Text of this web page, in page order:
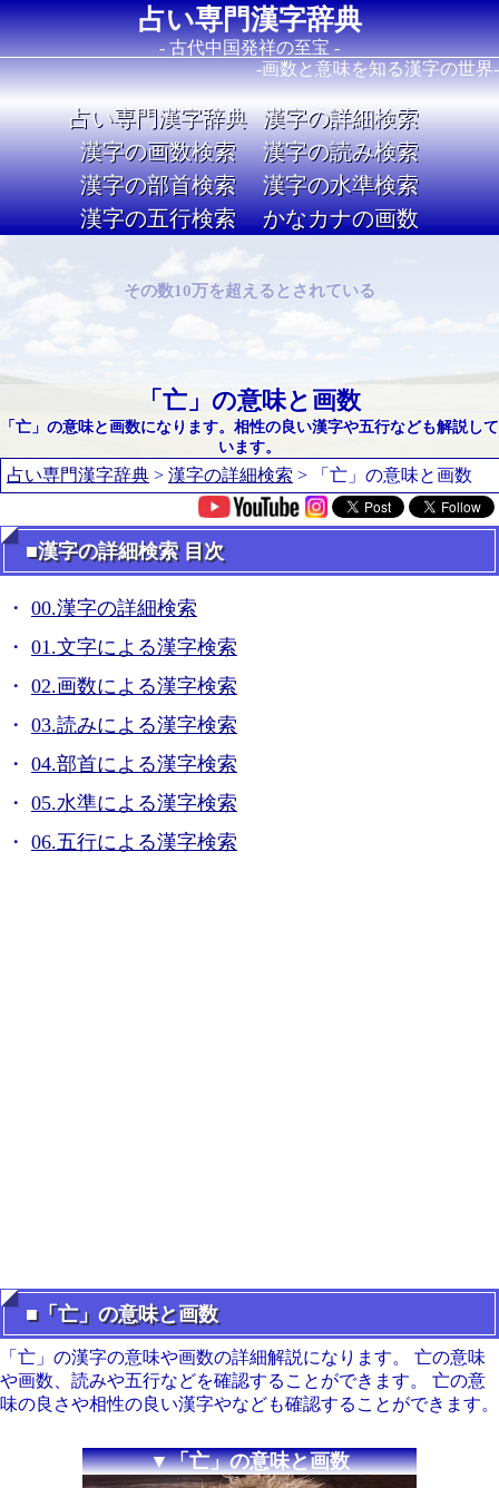
占い専門漢字辞典
- 古代中国発祥の至宝 -
-画数と意味を知る漢字の世界-
占い専門漢字辞典
漢字の詳細検索
漢字の画数検索
漢字の読み検索
漢字の部首検索
漢字の水準検索
漢字の五行検索
かなカナの画数
その数10万を超えるとされている
「亡」の意味と画数
「亡」の意味と画数になります。相性の良い漢字や五行なども解説して
います。
占い専門漢字辞典 > 漢字の詳細検索 > 「亡」の意味と画数
■漢字の詳細検索 目次
00.漢字の詳細検索
01.文字による漢字検索
02.画数による漢字検索
03.読みによる漢字検索
04.部首による漢字検索
05.水準による漢字検索
06.五行による漢字検索
■「亡」の意味と画数
「亡」の漢字の意味や画数の詳細解説になります。 亡の意味
や画数、読みや五行などを確認することができます。 亡の意
味の良さや相性の良い漢字やなども確認することができます。
▼「亡」の意味と画数